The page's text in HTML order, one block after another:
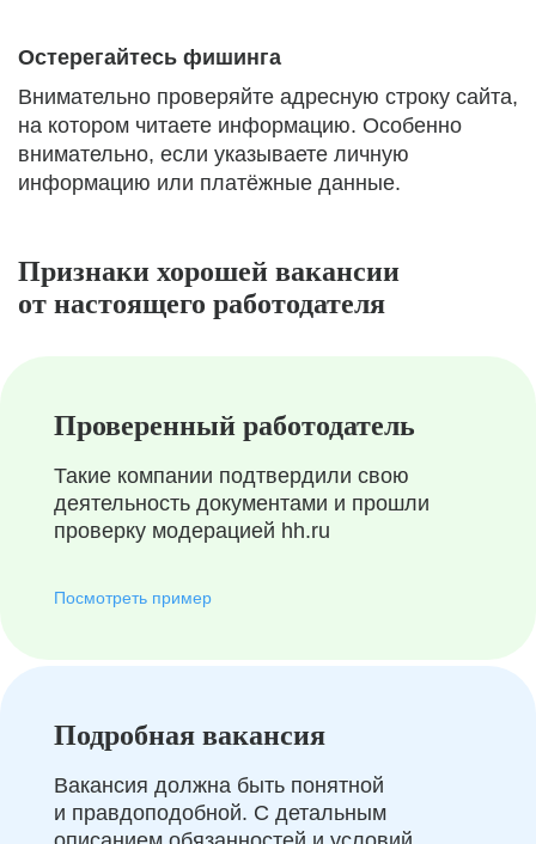
Остерегайтесь фишинга
Внимательно проверяйте адресную строку сайта,
на котором читаете информацию. Особенно
внимательно, если указываете личную
информацию или платёжные данные.
Признаки хорошей вакансии
от настоящего работодателя
Проверенный работодатель
Такие компании подтвердили свою
деятельность документами и прошли
проверку модерацией hh.ru
Посмотреть пример
Подробная вакансия
Вакансия должна быть понятной
и правдоподобной. С детальным